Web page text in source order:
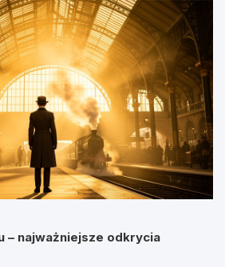
– najważniejsze odkrycia